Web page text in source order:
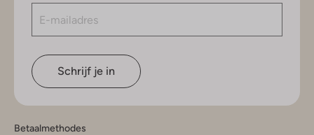
Schrijf je in
Betaalmethodes